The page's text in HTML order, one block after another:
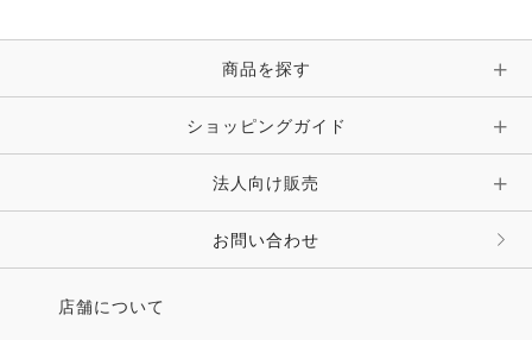
時計・財布・キーケース・革小物
キーホルダー・チャーム・ストラップ
その他 ファッション雑貨
ピン・ブローチ・コサージュ
その他 アクセサリー
商品を探す
ショッピングガイド
法人向け販売
お問い合わせ
店舗について